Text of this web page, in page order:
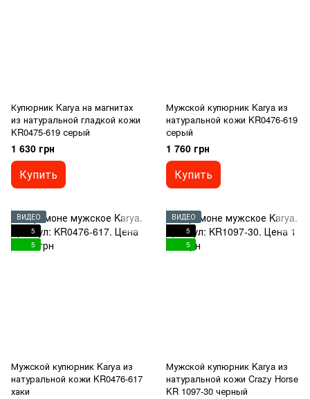
Купюрник Karya на магнитах
из натуральной гладкой кожи
KR0475-619 серый
1 630 грн
Купить
Мужской купюрник Karya из
натуральной кожи KR0476-619
серый
1 760 грн
Купить
ВИДЕО
5
5
Мужской купюрник Karya из
натуральной кожи KR0476-617
хаки
ВИДЕО
5
5
Мужской купюрник Karya из
натуральной кожи Crazy Horse
KR 1097-30 черный